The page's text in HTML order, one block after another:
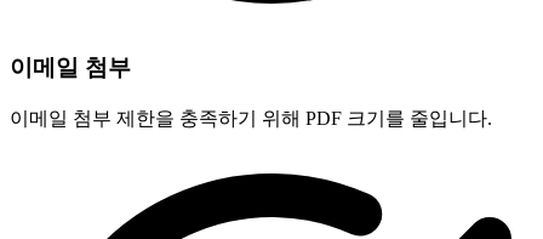
이메일 첨부
이메일 첨부 제한을 충족하기 위해 PDF 크기를 줄입니다.